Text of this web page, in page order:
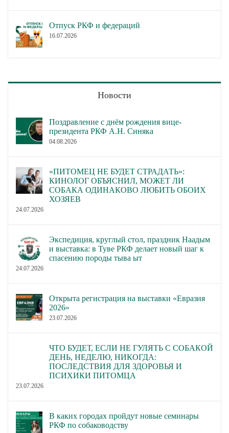
Отпуск РКФ и федераций
16.07.2026
Новости
Поздравление с днём рождения вице-
президента РКФ А.Н. Синяка
04.08.2026
«ПИТОМЕЦ НЕ БУДЕТ СТРАДАТЬ»:
КИНОЛОГ ОБЪЯСНИЛ, МОЖЕТ ЛИ
СОБАКА ОДИНАКОВО ЛЮБИТЬ ОБОИХ
ХОЗЯЕВ
24.07.2026
Экспедиция, круглый стол, праздник Наадым
и выставка: в Туве РКФ делает новый шаг к
спасению породы тыва ыт
24.07.2026
Открыта регистрация на выставки «Евразия
2026»
23.07.2026
ЧТО БУДЕТ, ЕСЛИ НЕ ГУЛЯТЬ С СОБАКОЙ
ДЕНЬ, НЕДЕЛЮ, НИКОГДА:
ПОСЛЕДСТВИЯ ДЛЯ ЗДОРОВЬЯ И
ПСИХИКИ ПИТОМЦА
23.07.2026
В каких городах пройдут новые семинары
РКФ по собаководству